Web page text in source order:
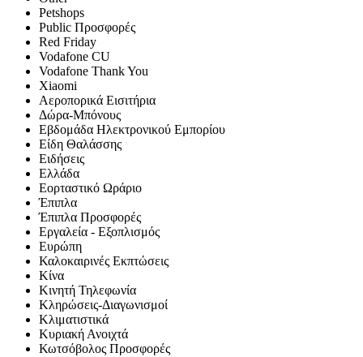
Petshops
Public Προσφορές
Red Friday
Vodafone CU
Vodafone Thank You
Xiaomi
Αεροπορικά Εισιτήρια
Δώρα-Μπόνους
Εβδομάδα Ηλεκτρονικού Εμπορίου
Είδη Θαλάσσης
Ειδήσεις
Ελλάδα
Εορταστικό Ωράριο
Έπιπλα
Έπιπλα Προσφορές
Εργαλεία - Εξοπλισμός
Ευρώπη
Καλοκαιρινές Εκπτώσεις
Κίνα
Κινητή Τηλεφωνία
Κληρώσεις-Διαγωνισμοί
Κλιματιστικά
Κυριακή Ανοιχτά
Κωτσόβολος Προσφορές